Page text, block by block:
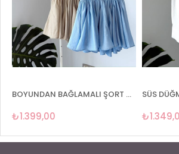
SÜS DÜĞMELİ BRİTLİ GÖMLEK
₺1.349,00
SIFIR